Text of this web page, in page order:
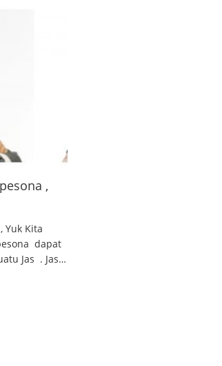
,
Yuk Kita
dapat
Jas . Jas…